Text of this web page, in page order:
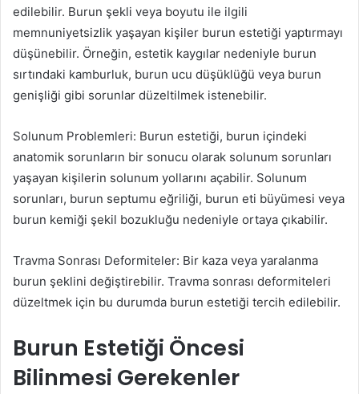
edilebilir. Burun şekli veya boyutu ile ilgili
memnuniyetsizlik yaşayan kişiler burun estetiği yaptırmayı
düşünebilir. Örneğin, estetik kaygılar nedeniyle burun
sırtındaki kamburluk, burun ucu düşüklüğü veya burun
genişliği gibi sorunlar düzeltilmek istenebilir.
Solunum Problemleri: Burun estetiği, burun içindeki
anatomik sorunların bir sonucu olarak solunum sorunları
yaşayan kişilerin solunum yollarını açabilir. Solunum
sorunları, burun septumu eğriliği, burun eti büyümesi veya
burun kemiği şekil bozukluğu nedeniyle ortaya çıkabilir.
Travma Sonrası Deformiteler: Bir kaza veya yaralanma
burun şeklini değiştirebilir. Travma sonrası deformiteleri
düzeltmek için bu durumda burun estetiği tercih edilebilir.
Burun Estetiği Öncesi
Bilinmesi Gerekenler